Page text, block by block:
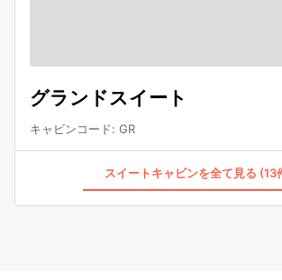
グランドスイート
キャビンコード: GR
スイートキャビンを全て見る (13